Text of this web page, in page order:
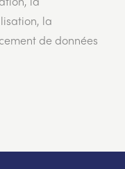
la
la
de données